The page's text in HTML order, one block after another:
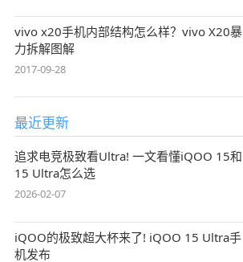
vivo x20手机内部结构怎么样？vivo X20暴
力拆解图解
2017-09-28
最近更新
追求电竞极致看Ultra! 一文看懂iQOO 15和
15 Ultra怎么选
2026-02-07
iQOO的极致超大杯来了! iQOO 15 Ultra手
机发布